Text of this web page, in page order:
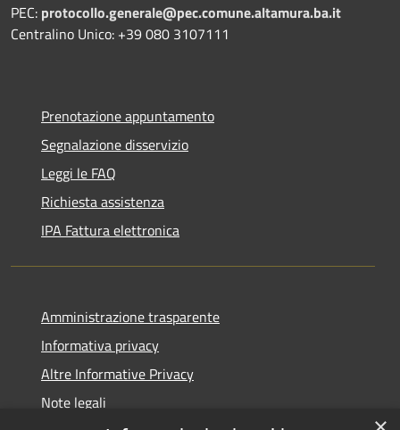
PEC: protocollo.generale@pec.comune.altamura.ba.it
Centralino Unico: +39 080 3107111
Prenotazione appuntamento
Segnalazione disservizio
Leggi le FAQ
Richiesta assistenza
IPA Fattura elettronica
Amministrazione trasparente
Informativa privacy
Altre Informative Privacy
Note legali